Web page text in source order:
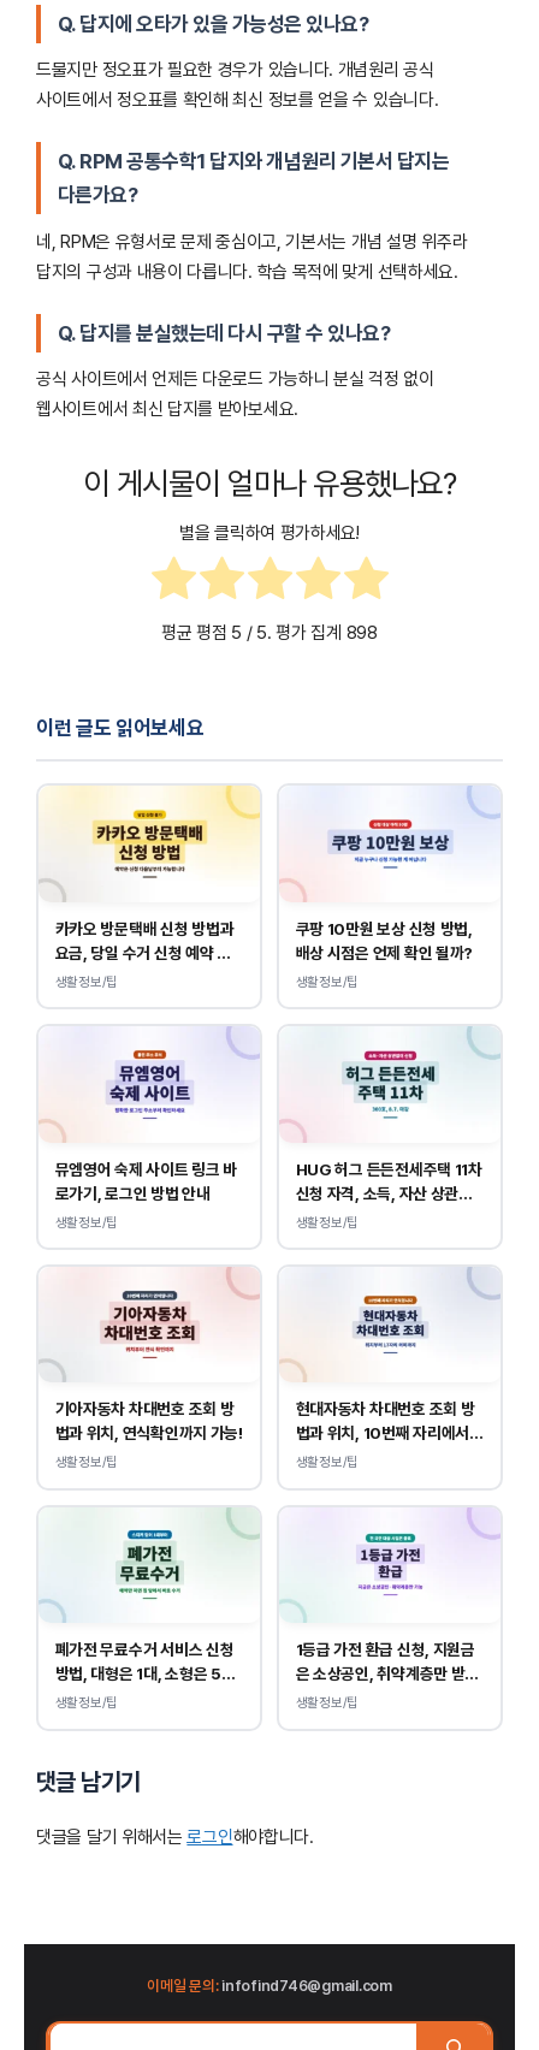
Q. 답지에 오타가 있을 가능성은 있나요?
드물지만 정오표가 필요한 경우가 있습니다. 개념원리 공식
사이트에서 정오표를 확인해 최신 정보를 얻을 수 있습니다.
Q. RPM 공통수학1 답지와 개념원리 기본서 답지는
다른가요?
네, RPM은 유형서로 문제 중심이고, 기본서는 개념 설명 위주라
답지의 구성과 내용이 다릅니다. 학습 목적에 맞게 선택하세요.
Q. 답지를 분실했는데 다시 구할 수 있나요?
공식 사이트에서 언제든 다운로드 가능하니 분실 걱정 없이
웹사이트에서 최신 답지를 받아보세요.
이 게시물이 얼마나 유용했나요?
별을 클릭하여 평가하세요!
평균 평점 5 / 5. 평가 집계 898
이런 글도 읽어보세요
카카오 방문택배 신청 방법과
요금, 당일 수거 신청 예약 안
내
생활정보/팁
쿠팡 10만원 보상 신청 방법,
배상 시점은 언제 확인 될까?
생활정보/팁
뮤엠영어 숙제 사이트 링크 바
로가기, 로그인 방법 안내
생활정보/팁
HUG 허그 든든전세주택 11차
신청 자격, 소득, 자산 상관없
이 가능합니다.
생활정보/팁
기아자동차 차대번호 조회 방
법과 위치, 연식확인까지 가능!
생활정보/팁
현대자동차 차대번호 조회 방
법과 위치, 10번째 자리에서
연식 확인!
생활정보/팁
폐가전 무료수거 서비스 신청
방법, 대형은 1대, 소형은 5개
부터 무상입니다.
생활정보/팁
1등급 가전 환급 신청, 지원금
은 소상공인, 취약계층만 받
을 수 있습니다.
생활정보/팁
댓글 남기기
댓글을 달기 위해서는로그인해야합니다.
이메일 문의:infofind746@gmail.com